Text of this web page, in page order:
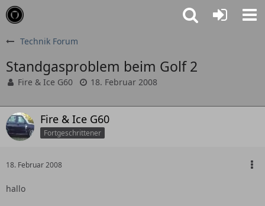
Technik Forum
Standgasproblem beim Golf 2
Fire & Ice G60 18. Februar 2008
Fire & Ice G60
Fortgeschrittener
18. Februar 2008
hallo